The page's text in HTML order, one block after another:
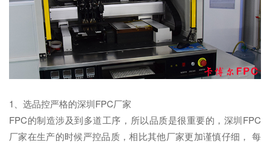
1、选品控严格的深圳FPC厂家
FPC的制造涉及到多道工序，所以品质是很重要的，深圳FPC
厂家在生产的时候严控品质，相比其他厂家更加谨慎仔细， 每